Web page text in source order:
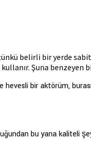
çünkü belirli bir yerde
Şuna benzeyen
bir aktörüm,
bu yana kaliteli